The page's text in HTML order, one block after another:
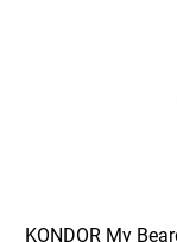
KONDOR My